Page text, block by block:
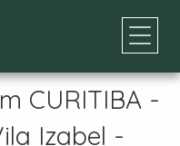
CURITIBA -
Izabel -